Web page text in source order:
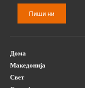
Пиши ни
Дома
Македонија
Свет